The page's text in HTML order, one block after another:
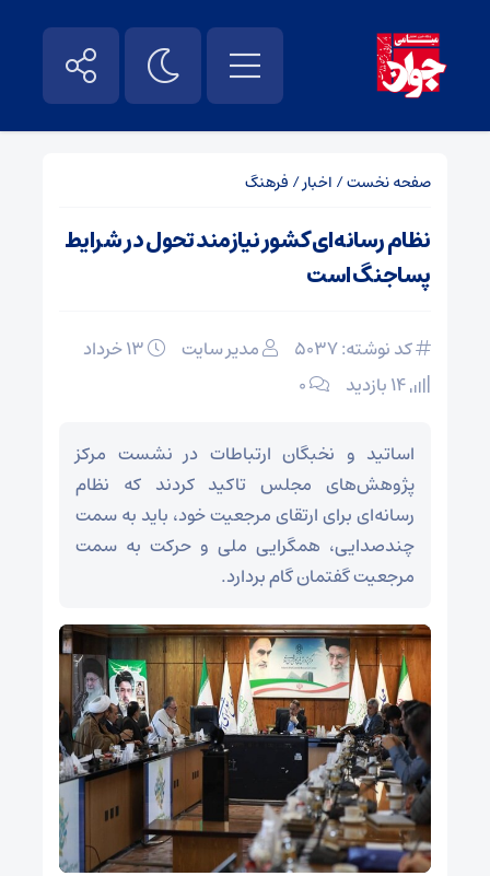
صفحه نخست/ اخبار/ فرهنگ
نظام رسانه‌ای کشور نیازمند تحول در شرایط
پساجنگ است
کد نوشته: 5037 مدیر سایت
۰
اساتید و نخبگان ارتباطات در نشست مرکز
پژوهش‌های مجلس تاکید کردند که نظام
رسانه‌ای برای ارتقای مرجعیت خود، باید به سمت
چندصدایی، همگرایی ملی و حرکت به سمت
مرجعیت گفتمان گام بردارد.